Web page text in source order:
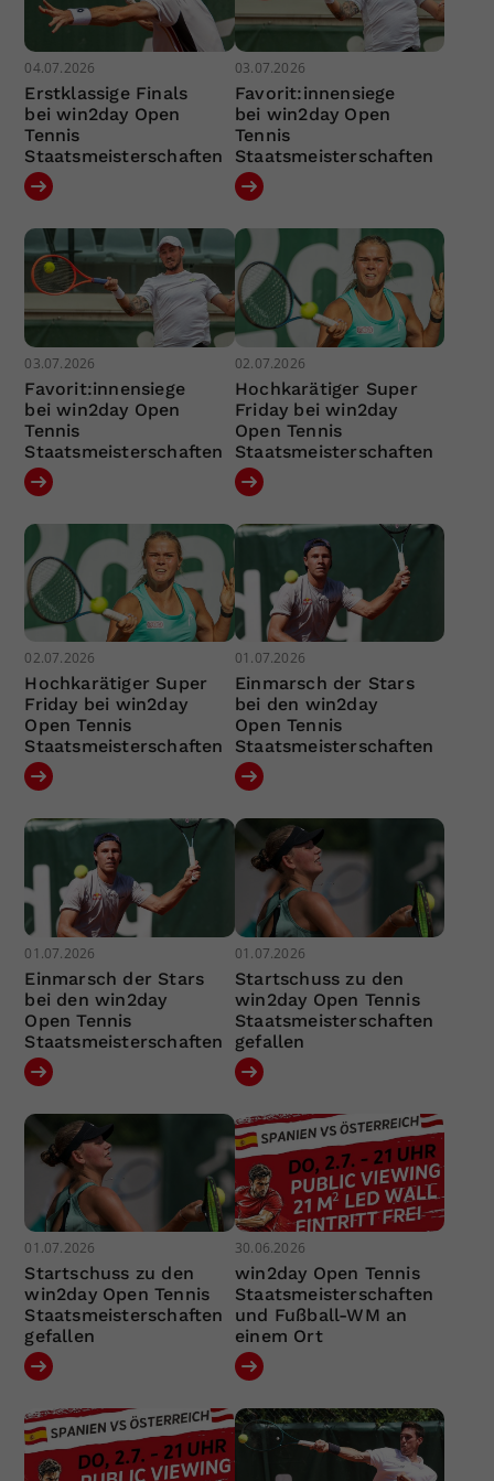
04.07.2026
Erstklassige Finals
bei win2day Open
Tennis
Staatsmeisterschaften
03.07.2026
Favorit:innensiege
bei win2day Open
Tennis
Staatsmeisterschaften
03.07.2026
Favorit:innensiege
bei win2day Open
Tennis
Staatsmeisterschaften
02.07.2026
Hochkarätiger Super
Friday bei win2day
Open Tennis
Staatsmeisterschaften
02.07.2026
Hochkarätiger Super
Friday bei win2day
Open Tennis
Staatsmeisterschaften
01.07.2026
Einmarsch der Stars
bei den win2day
Open Tennis
Staatsmeisterschaften
01.07.2026
Einmarsch der Stars
bei den win2day
Open Tennis
Staatsmeisterschaften
01.07.2026
Startschuss zu den
win2day Open Tennis
Staatsmeisterschaften
gefallen
01.07.2026
Startschuss zu den
win2day Open Tennis
Staatsmeisterschaften
gefallen
30.06.2026
win2day Open Tennis
Staatsmeisterschaften
und Fußball-WM an
einem Ort